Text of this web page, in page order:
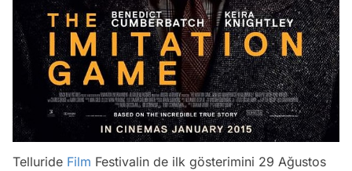
Telluride Film Festivalin de ilk gösterimini 29 Ağustos